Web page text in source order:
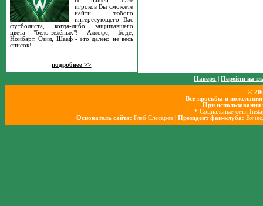
игроков Вы сможете
найти любого
интересующего Вас
футболиста, когда-либо защищавшего
цвета "бело-зелёных"! Аллофс, Боде,
Нойбарт, Озил, Шааф - это далеко не весь
список!
подробнее >>
Наверх |Перейти на
©
Все просьбы и
При использовании
* Социальные сети
Основатель сайта: Глеб Слесарев | Президент фан-клуба: